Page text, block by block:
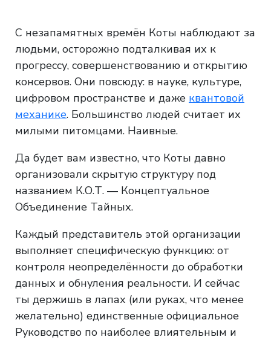
С незапамятных времён Коты наблюдают за
людьми, осторожно подталкивая их к
прогрессу, совершенствованию и открытию
консервов. Они повсюду: в науке, культуре,
цифровом пространстве и даже квантовой
механике. Большинство людей считает их
милыми питомцами. Наивные.
Да будет вам известно, что Коты давно
организовали скрытую структуру под
названием К.О.Т. — Концептуальное
Объединение Тайных.
Каждый представитель этой организации
выполняет специфическую функцию: от
контроля неопределённости до обработки
данных и обнуления реальности. И сейчас
ты держишь в лапах (или руках, что менее
желательно) единственные официальное
Руководство по наиболее влиятельным и